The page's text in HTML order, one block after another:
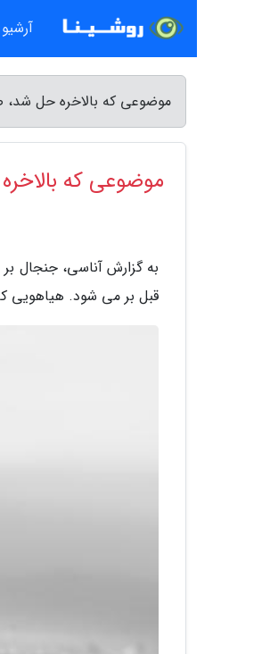
موضوعی که بالاخره حل
موضوعی که
به گزارش آناسی، جنجال
قبل بر می شود. هیاهویی